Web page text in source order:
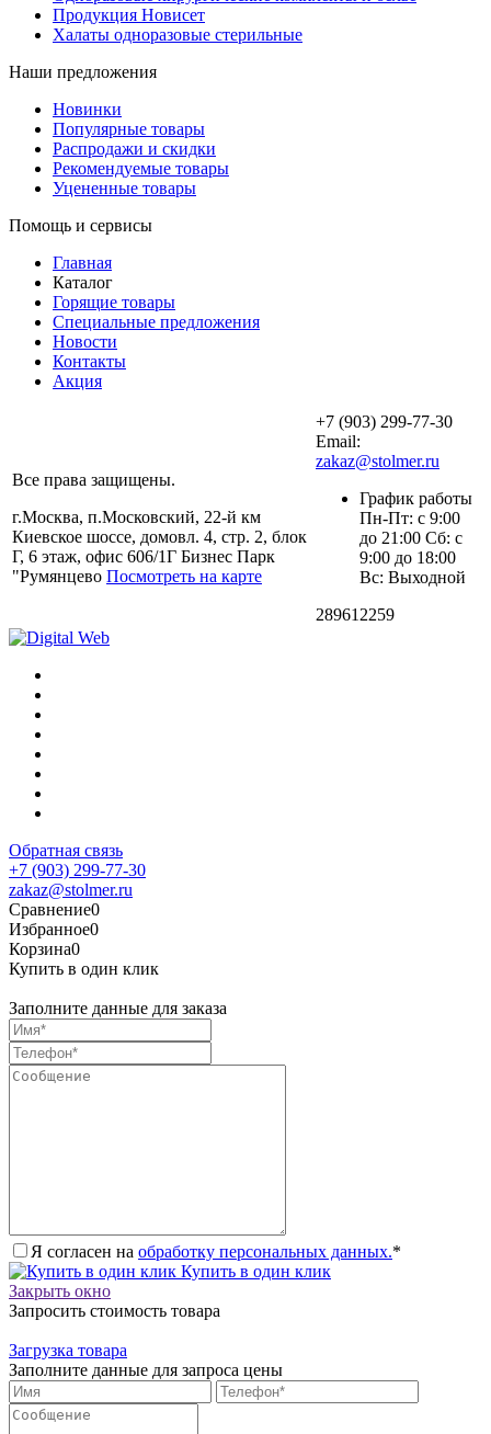
Продукция Новисет
Халаты одноразовые стерильные
Наши предложения
Новинки
Популярные товары
Распродажи и скидки
Рекомендуемые товары
Уцененные товары
Помощь и сервисы
Главная
Каталог
Горящие товары
Специальные предложения
Новости
Контакты
Акция
Все права защищены.
г.Москва, п.Московский, 22-й км
Киевское шоссе, домовл. 4, стр. 2, блок
Г, 6 этаж, офис 606/1Г Бизнес Парк
"Румянцево Посмотреть на карте
+7 (903) 299-77-30
Email:
zakaz@stolmer.ru
График работы
Пн-Пт: с 9:00
до 21:00 Сб: с
9:00 до 18:00
Вс: Выходной
289612259
Обратная связь
+7 (903) 299-77-30
zakaz@stolmer.ru
Сравнение0
Избранное0
Корзина0
Купить в один клик
Заполните данные для заказа
Я согласен на обработку персональных данных.*
Купить в один клик
Закрыть окно
Запросить стоимость товара
Загрузка товара
Заполните данные для запроса цены